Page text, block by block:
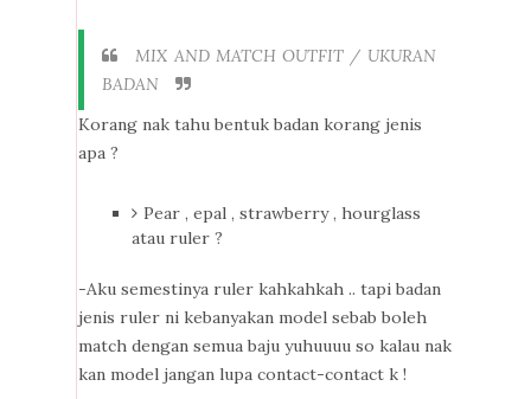
MIX AND MATCH OUTFIT / UKURAN
BADAN
Korang nak tahu bentuk badan korang jenis
apa ?
Pear , epal , strawberry , hourglass
atau ruler ?
-Aku semestinya ruler kahkahkah .. tapi badan
jenis ruler ni kebanyakan model sebab boleh
match dengan semua baju yuhuuuu so kalau nak
kan model jangan lupa contact-contact k !